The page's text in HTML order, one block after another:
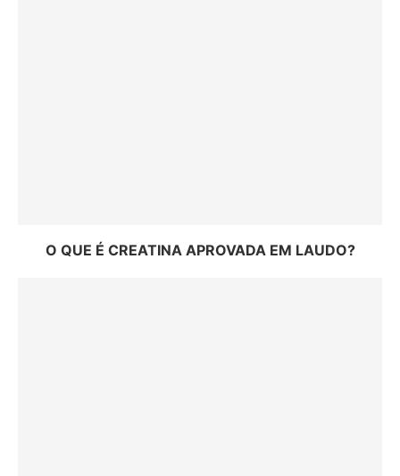
O QUE É CREATINA APROVADA EM LAUDO?